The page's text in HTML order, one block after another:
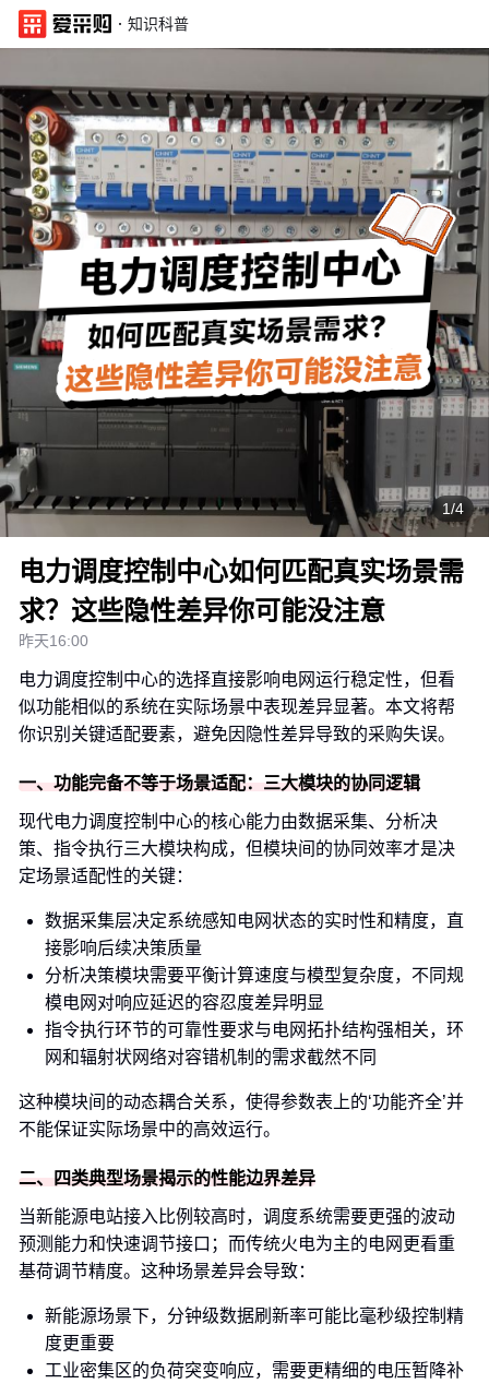
· 知识科普
1/4
电力调度控制中心如何匹配真实场景需
求？这些隐性差异你可能没注意
昨天16:00
电力调度控制中心的选择直接影响电网运行稳定性，但看
似功能相似的系统在实际场景中表现差异显著。本文将帮
你识别关键适配要素，避免因隐性差异导致的采购失误。
一、功能完备不等于场景适配：三大模块的协同逻辑
现代电力调度控制中心的核心能力由数据采集、分析决
策、指令执行三大模块构成，但模块间的协同效率才是决
定场景适配性的关键：
数据采集层决定系统感知电网状态的实时性和精度，直
接影响后续决策质量
分析决策模块需要平衡计算速度与模型复杂度，不同规
模电网对响应延迟的容忍度差异明显
指令执行环节的可靠性要求与电网拓扑结构强相关，环
网和辐射状网络对容错机制的需求截然不同
这种模块间的动态耦合关系，使得参数表上的‘功能齐全’并
不能保证实际场景中的高效运行。
二、四类典型场景揭示的性能边界差异
当新能源电站接入比例较高时，调度系统需要更强的波动
预测能力和快速调节接口；而传统火电为主的电网更看重
基荷调节精度。这种场景差异会导致：
新能源场景下，分钟级数据刷新率可能比毫秒级控制精
度更重要
工业密集区的负荷突变响应，需要更精细的电压暂降补